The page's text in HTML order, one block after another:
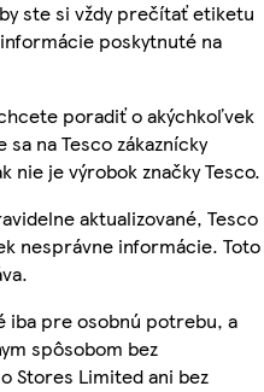
ste si vždy prečítať etiketu
poskytnuté na
poradiť o akýchkoľvek
na Tesco zákaznícky
nie je výrobok značky Tesco.
aktualizované, Tesco
nesprávne informácie. Toto
iba pre osobnú potrebu, a
spôsobom bez
Stores Limited ani bez